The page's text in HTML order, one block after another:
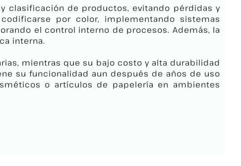
clasificación de productos, evitando pérdidas y
por color, implementando sistemas
el control interno de procesos. Además, la
interna.
mientras que su bajo costo y alta durabilidad
su funcionalidad aun después de años de uso
o artículos de papelería en ambientes